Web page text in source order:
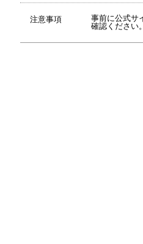
注意事項
事前に公式サ
確認ください。